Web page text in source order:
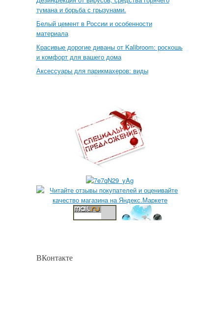
тумана и борьба с грызунами.
Белый цемент в России и особенности
материала
Красивые дорогие диваны от Kalibroom: роскошь
и комфорт для вашего дома
Аксессуары для парикмахеров: виды
ВКонтакте